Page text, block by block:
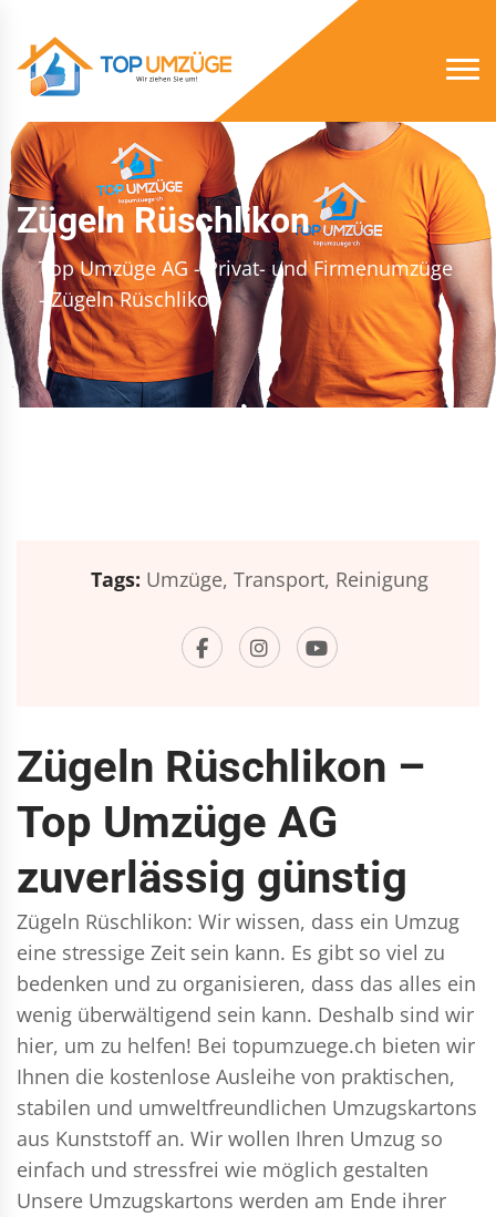
Zügeln Rüschlikon
Top Umzüge AG - Privat- und Firmenumzüge
- Zügeln Rüschlikon
Tags: Umzüge, Transport, Reinigung
Zügeln Rüschlikon –
Top Umzüge AG
zuverlässig günstig
Zügeln Rüschlikon: Wir wissen, dass ein Umzug
eine stressige Zeit sein kann. Es gibt so viel zu
bedenken und zu organisieren, dass das alles ein
wenig überwältigend sein kann. Deshalb sind wir
hier, um zu helfen! Bei topumzuege.ch bieten wir
Ihnen die kostenlose Ausleihe von praktischen,
stabilen und umweltfreundlichen Umzugskartons
aus Kunststoff an. Wir wollen Ihren Umzug so
einfach und stressfrei wie möglich gestalten
Unsere Umzugskartons werden am Ende ihrer